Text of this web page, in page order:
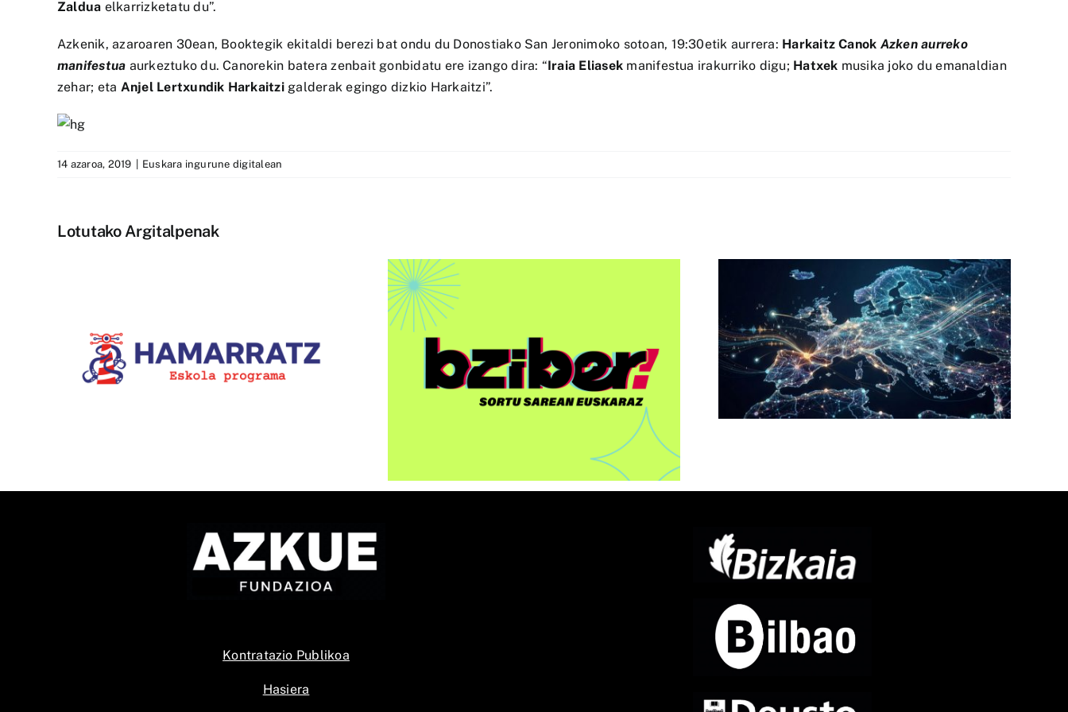
Zaldua elkarrizketatu du”.
Azkenik, azaroaren 30ean, Booktegik ekitaldi berezi bat ondu du Donostiako San Jeronimoko sotoan, 19:30etik aurrera: Harkaitz Canok Azken aurreko
manifestua aurkeztuko du. Canorekin batera zenbait gonbidatu ere izango dira: “Iraia Eliasek manifestua irakurriko digu; Hatxek musika joko du emanaldian
zehar; eta Anjel Lertxundik Harkaitzigalderak egingo dizkio Harkaitzi”.
14 azaroa, 2019 Euskara ingurune digitalean
Lotutako Argitalpenak
1.400.000 ikustaldi izan ditu
Bziber euskarazko
TikTokeko lehiaketaren IX.
Summit 2026” ekitaldia
egingo dute Bilbon
Kontratazio Publikoa
Hasiera